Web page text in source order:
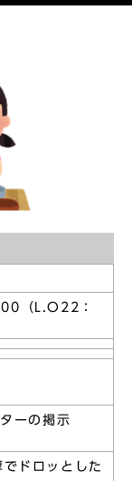
（L.O22：
ーの掲示
ドロッとした